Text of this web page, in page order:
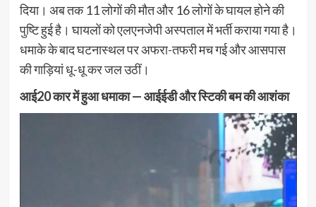
दिया। अब तक 11 लोगों की मौत और 16 लोगों के घायल होने की
पुष्टि हुई है। घायलों को एलएनजेपी अस्पताल में भर्ती कराया गया है।
धमाके के बाद घटनास्थल पर अफरा-तफरी मच गई और आसपास
की गाड़ियां धू-धू कर जल उठीं।
आई20 कार में हुआ धमाका — आईईडी और स्टिकी बम की आशंका